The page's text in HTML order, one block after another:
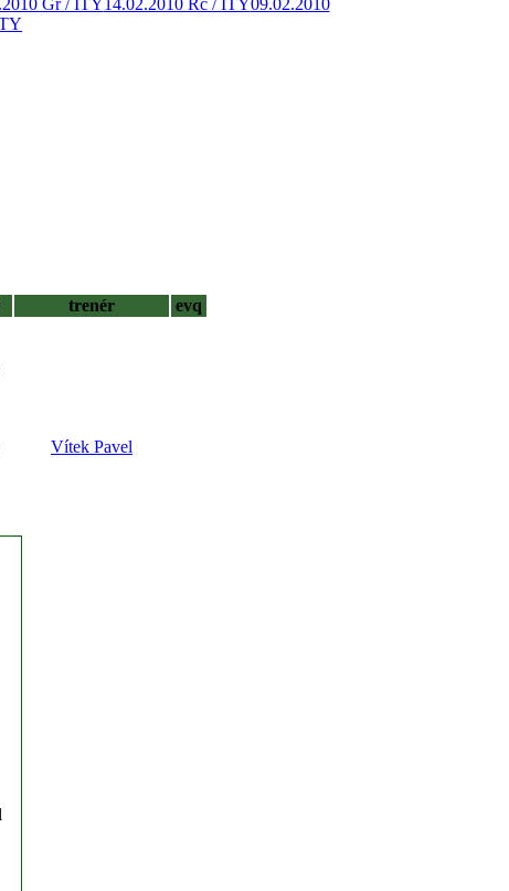
Gr / ITY14.02.2010 Rc / ITY09.02.2010
trenér
evq
Vítek Pavel